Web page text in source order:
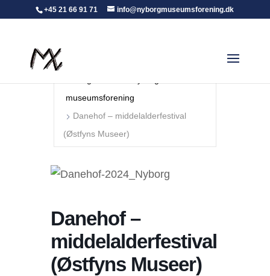
+45 21 66 91 71 info@nyborgmuseumsforening.dk
museumsforening
Danehof – middelalderfestival
(Østfyns Museer)
Danehof –
middelalderfestival
(Østfyns Museer)